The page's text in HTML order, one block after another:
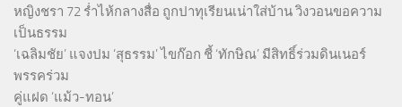
หญิงชรา 72 ร่ำไห้กลางสื่อ ถูกปาทุเรียนเน่าใส่บ้าน วิงวอนขอความ
เป็นธรรม
‘เฉลิมชัย’ แจงปม ‘สุธรรม’ ไขก๊อก ชี้ ‘ทักษิณ’ มีสิทธิ์ร่วมดินเนอร์
พรรคร่วม
คู่แฝด ‘แม้ว-ทอน’